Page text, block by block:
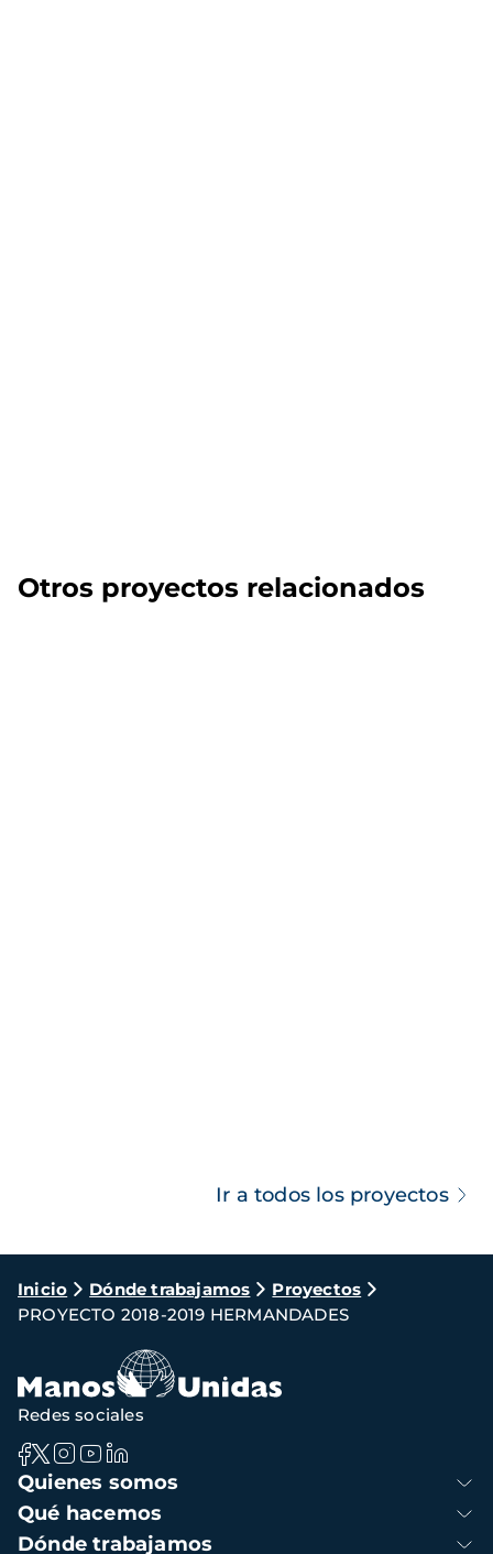
Otros proyectos relacionados
Ir a todos los proyectos
Ruta
de
navegación
Inicio Dónde trabajamos
Proyectos
PROYECTO 2018-2019 HERMANDADES
Navegación
principal
Quienes somos
Qué hacemos
Dónde trabajamos
Redes sociales